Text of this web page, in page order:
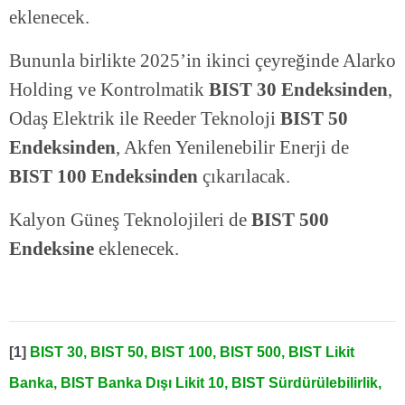
eklenecek.
Bununla birlikte 2025’in ikinci çeyreğinde Alarko
Holding ve Kontrolmatik BIST 30 Endeksinden,
Odaş Elektrik ile Reeder Teknoloji BIST 50
Endeksinden, Akfen Yenilenebilir Enerji de
BIST 100 Endeksinden çıkarılacak.
Kalyon Güneş Teknolojileri de BIST 500
Endeksine eklenecek.
[1] BIST 30, BIST 50, BIST 100, BIST 500, BIST Likit
Banka, BIST Banka Dışı Likit 10, BIST Sürdürülebilirlik,